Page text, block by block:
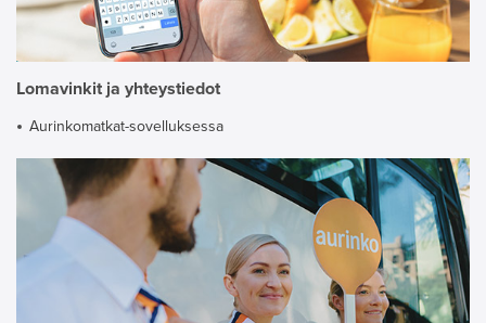
Lomavinkit ja yhteystiedot
Aurinkomatkat-sovelluksessa